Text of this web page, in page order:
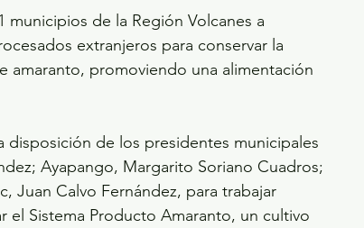
municipios de la Región Volcanes a
extranjeros para conservar la
amaranto, promoviendo una alimentación
disposición de los presidentes municipales
Ayapango, Margarito Soriano Cuadros;
Juan Calvo Fernández, para trabajar
Sistema Producto Amaranto, un cultivo